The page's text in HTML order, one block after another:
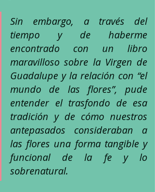
Sin embargo, a través del
tiempo y de haberme
encontrado con un libro
maravilloso sobre la Virgen de
Guadalupe y la relación con “el
mundo de las flores”, pude
entender el trasfondo de esa
tradición y de cómo nuestros
antepasados consideraban a
las flores una forma tangible y
funcional de la fe y lo
sobrenatural.